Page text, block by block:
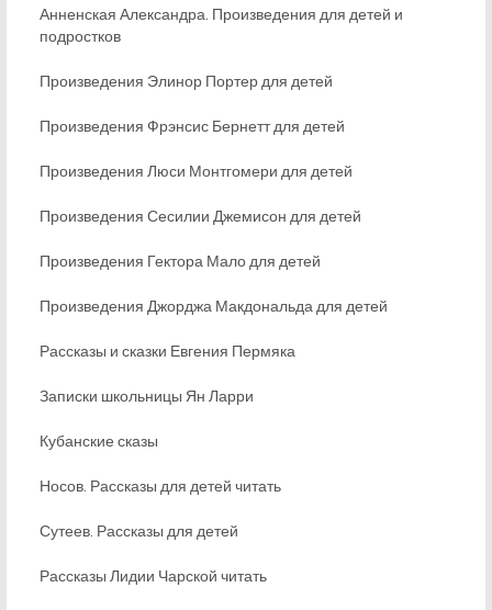
Анненская Александра. Произведения для детей и
подростков
Произведения Элинор Портер для детей
Произведения Фрэнсис Бернетт для детей
Произведения Люси Монтгомери для детей
Произведения Сесилии Джемисон для детей
Произведения Гектора Мало для детей
Произведения Джорджа Макдональда для детей
Рассказы и сказки Евгения Пермяка
Записки школьницы Ян Ларри
Кубанские сказы
Носов. Рассказы для детей читать
Сутеев. Рассказы для детей
Рассказы Лидии Чарской читать